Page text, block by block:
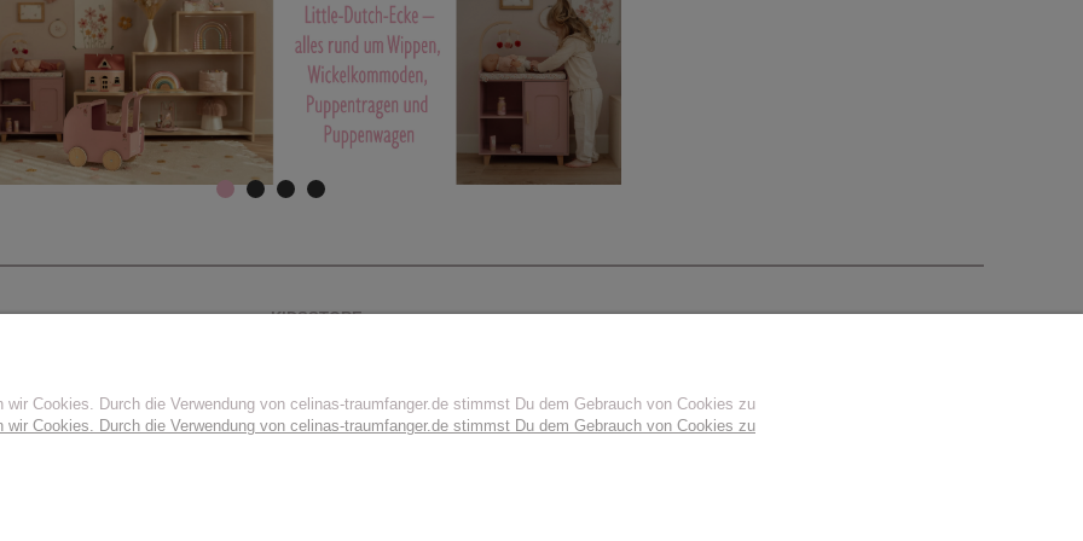
KIDSSTORE
Cookies. Durch die Verwendung von celinas-traumfanger.de stimmst Du dem Gebrauch von Cookies zu
Cookies. Durch die Verwendung von celinas-traumfanger.de stimmst Du dem Gebrauch von Cookies zu